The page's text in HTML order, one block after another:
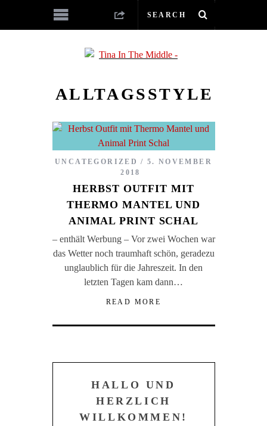
ALLTAGSSTYLE
UNCATEGORIZED
5. NOVEMBER
2018
HERBST OUTFIT MIT
THERMO MANTEL UND
ANIMAL PRINT SCHAL
– enthält Werbung – Vor zwei Wochen war
das Wetter noch traumhaft schön, geradezu
unglaublich für die Jahreszeit. In den
letzten Tagen kam dann…
READ MORE
HALLO UND
HERZLICH
WILLKOMMEN!